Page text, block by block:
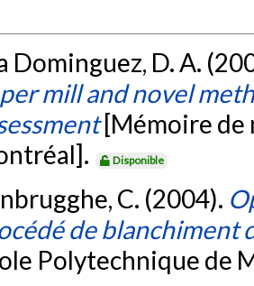
Dominguez, D. A.
mill and novel
[Mémoire de
Disponible
C. (2004).
de blanchiment
Polytechnique de